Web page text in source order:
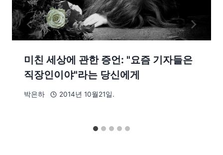
미친 세상에 관한 증언: "요즘 기자들은
직장인이야"라는 당신에게
박은하 2014년 10월21일.